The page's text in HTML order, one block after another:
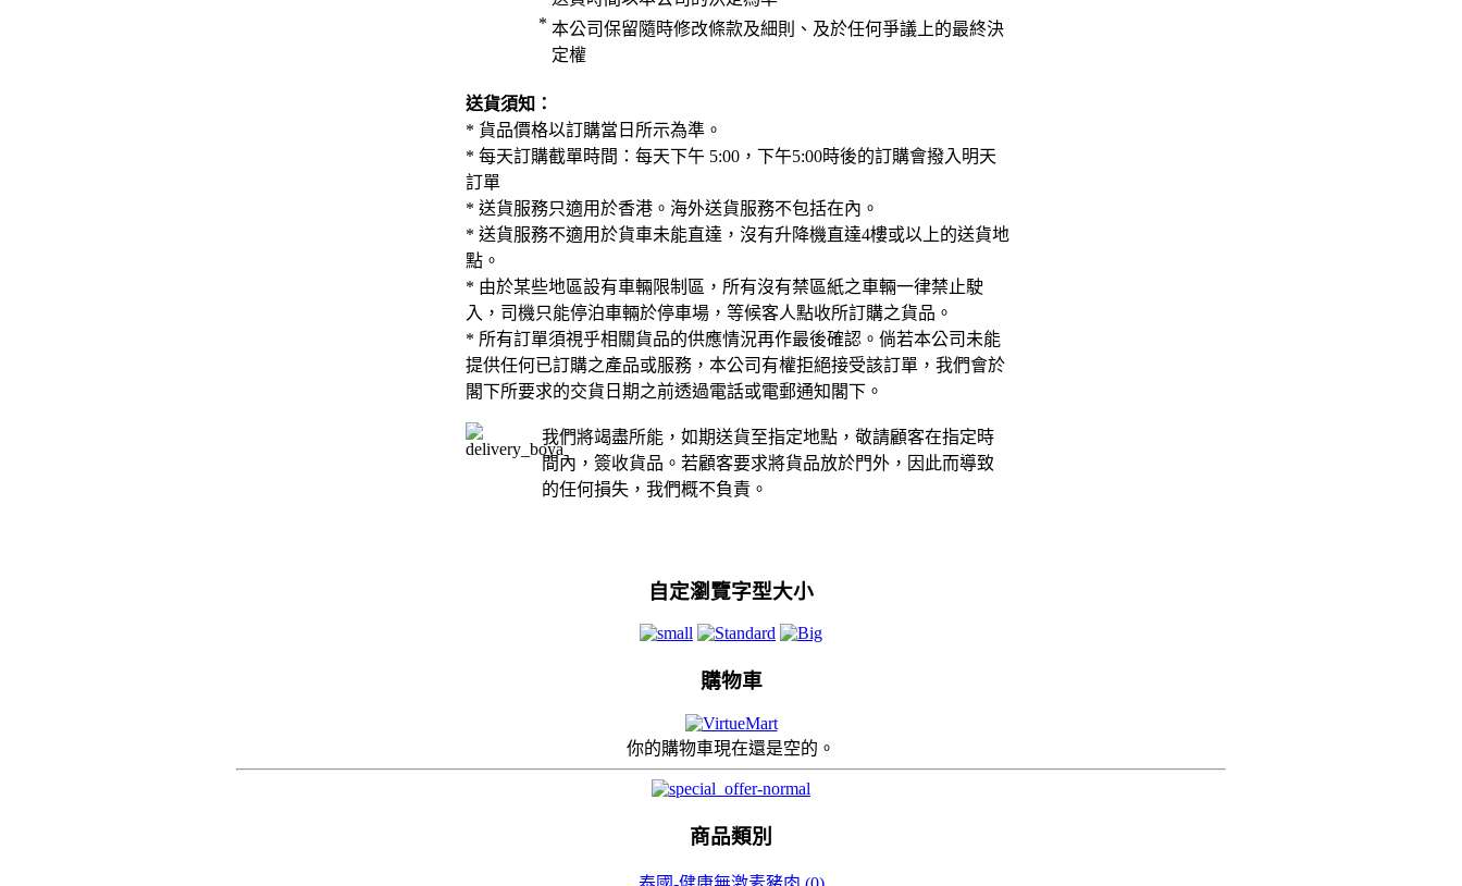
* 本公司保留隨時修改條款及細則、及於任何爭議上的最終決
定權
送貨須知：
* 貨品價格以訂購當日所示為準。
* 每天訂購截單時間：每天下午 5:00，下午5:00時後的訂購會撥入明天
訂單
* 送貨服務只適用於香港。海外送貨服務不包括在內。
* 送貨服務不適用於貨車未能直達，沒有升降機直達4樓或以上的送貨地
點。
* 由於某些地區設有車輛限制區，所有沒有禁區紙之車輛一律禁止駛
入，司機只能停泊車輛於停車場，等候客人點收所訂購之貨品。
* 所有訂單須視乎相關貨品的供應情況再作最後確認。倘若本公司未能
提供任何已訂購之產品或服務，本公司有權拒絕接受該訂單，我們會於
閣下所要求的交貨日期之前透過電話或電郵通知閣下。
我們將竭盡所能，如期送貨至指定地點，敬請顧客在指定時
間內，簽收貨品。若顧客要求將貨品放於門外，因此而導致
的任何損失，我們概不負責。
自定瀏覽字型大小
購物車
你的購物車現在還是空的。
商品類別